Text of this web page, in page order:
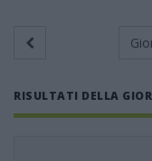
RISULTATI DELLA